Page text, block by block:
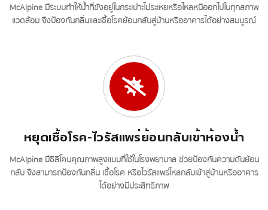
McAlpine มีระบบทำให้น้ำที่ขังอยู่ในกระเปาะไม่ระเหยหรือไหลหนีออกไปในทุกสภาพ
แวดล้อม จึงป้องกันกลิ่นและเชื้อโรคย้อนกลับสู่บ้านหรืออาคารได้อย่างสมบูรณ์
หยุดเชื้อโรค-ไวรัสแพร่ย้อนกลับเข้าห้องน้ำ
McAlpine มีซิลิโคนคุณภาพสูงแบบที่ใช้ในโรงพยาบาล ช่วยป้องกันความดันย้อน
กลับ จึงสามารถป้องกันกลิ่น เชื้อโรค หรือไวรัสแพร่ไหลกลับเข้าสู่บ้านหรืออาคาร
ได้อย่างมีประสิทธิภาพ